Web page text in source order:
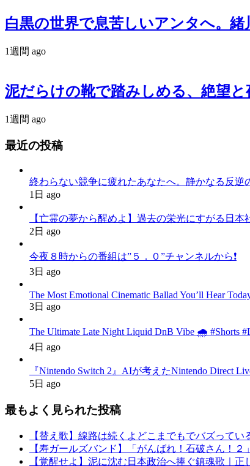
白黒の世界で息苦しいアンタへ。
1週間 ago
泥だらけの靴で踏みしめる、絶望
1週間 ago
最近の投稿
終わらない競争に疲れたあなたへ。静かなる反逆
1日 ago
【亡霊の夢から醒めよ】過去の栄光にすがる日
2日 ago
今夜８時からの番組は”５．０”チャンネルから❗️
3日 ago
The Most Emotional Cinematic Ballad You’ll Hear
3日 ago
The Ultimate Late Night Liquid DnB Vibe 🌧️ #Shorts
4日 ago
『Nintendo Switch 2』AIが考えたNintendo Direct
5日 ago
最もよく見られた投稿
【替え歌】線路は続くよどこまでもでバズってい
【寿ガールズバンド】「がんばれ！石破さん！
【覚醒せよ】泥に沈む日本政治へ捧ぐ鎮魂歌｜正